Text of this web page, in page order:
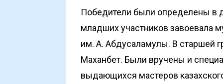
Победители были определены в
младших участников завоевала
им. А. Абдусаламулы. В старшей
Маханбет. Были вручены и
выдающихся мастеров